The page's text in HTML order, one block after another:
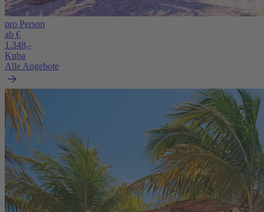
pro Person
ab €
1.348,-
Kuba
Alle Angebote